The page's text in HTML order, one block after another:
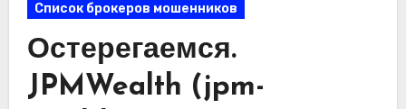
Список брокеров мошенников
Остерегаемся.
JPMWealth (jpm-